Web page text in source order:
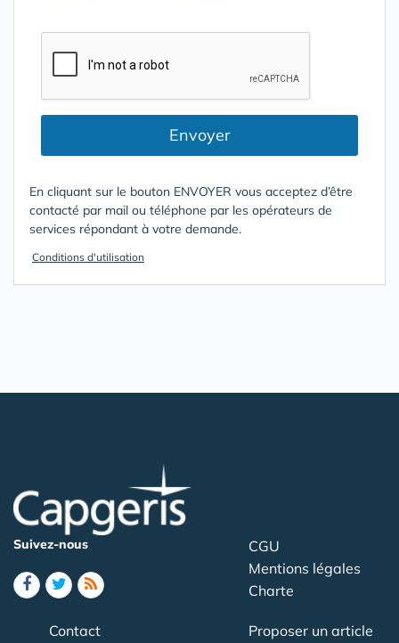
Envoyer
En cliquant sur le bouton ENVOYER vous acceptez d’être
contacté par mail ou téléphone par les opérateurs de
services répondant à votre demande.
Conditions d'utilisation
Suivez-nous
CGU
Mentions légales
Charte
Contact
Proposer un article